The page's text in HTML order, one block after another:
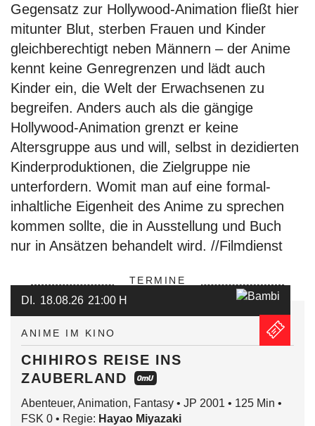
Gegensatz zur Hollywood-Animation fließt hier
mitunter Blut, sterben Frauen und Kinder
gleichberechtigt neben Männern – der Anime
kennt keine Genregrenzen und lädt auch
Kinder ein, die Welt der Erwachsenen zu
begreifen. Anders auch als die gängige
Hollywood-Animation grenzt er keine
Altersgruppe aus und will, selbst in dezidierten
Kinderproduktionen, die Zielgruppe nie
unterfordern. Womit man auf eine formal-
inhaltliche Eigenheit des Anime zu sprechen
kommen sollte, die in Ausstellung und Buch
nur in Ansätzen behandelt wird. //Filmdienst
TERMINE
ANIME IM KINO
CHIHIROS REISE INS
ZAUBERLAND
Abenteuer, Animation, Fantasy • JP 2001 • 125 Min •
FSK 0 • Regie: Hayao Miyazaki
DI. 18.08.26 21:00 H